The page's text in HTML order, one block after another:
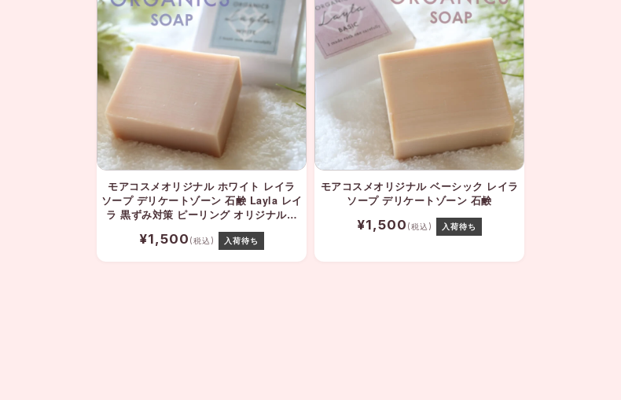
モアコスメオリジナル ホワイト レイラ
ソープ デリケートゾーン 石鹸 Layla レイ
ラ 黒ずみ対策 ピーリング オリジナル石
けん ソープ デリケートゾーン
¥1,500 (税込) 入荷待ち
モアコスメオリジナル ベーシック レイラ
ソープ デリケートゾーン 石鹸
¥1,500 (税込) 入荷待ち